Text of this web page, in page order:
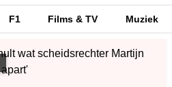
F1 Films & TV Muziek